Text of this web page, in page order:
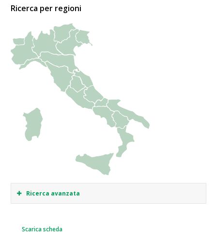
Ricerca per regioni
Ricerca avanzata
Scarica scheda